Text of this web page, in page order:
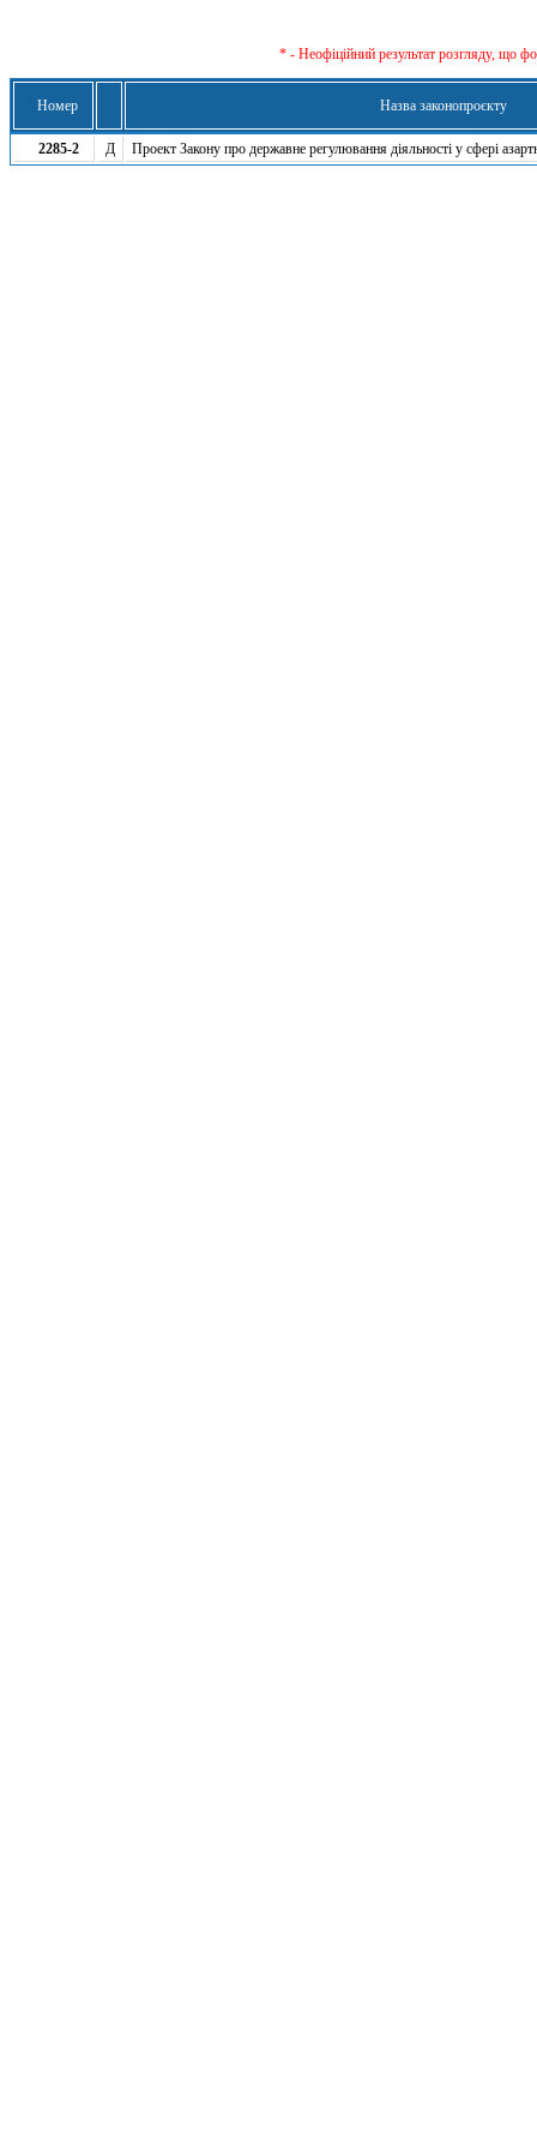
* - Неофіційний результат розгляду, що
Номер Назва законопроєкту
2285-2 Д Проект Закону про державне регулювання діяльності у сфері